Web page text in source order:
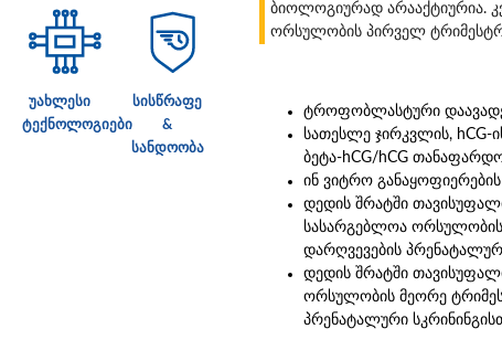
უახლესი
ტექნოლოგიები
სისწრაფე
&
სანდოობა
ბიოლოგიურად არააქტიურია.
ორსულობის პირველ
ტროფობლასტური
სათესლე ჯირკვლის, hCG-
ბეტა-hCG/hCG
ინ ვიტრო
დედის შრატში
სასარგებლოა ორსულობის
დარღვევების
დედის შრატში
ორსულობის მეორე
პრენატალური